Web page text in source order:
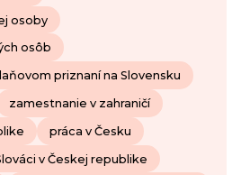
osoby
osôb
priznaní na Slovensku
zamestnanie v zahraničí
práca v Česku
v Českej republike